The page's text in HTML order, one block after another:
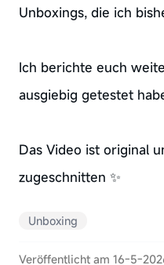
Unboxings, die ich
Ich berichte euch
ausgiebig getestet
Das Video ist original
zugeschnitten ✨
Unboxing
Veröffentlicht am 16-5-